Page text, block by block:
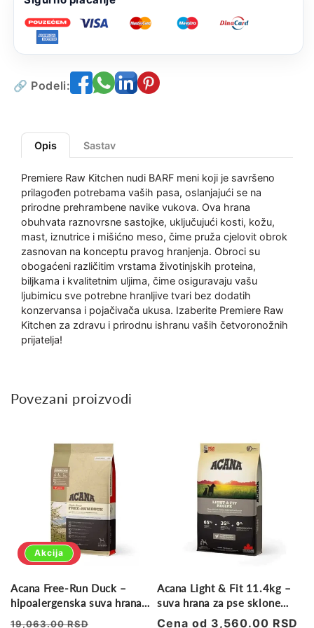
🔗 Podeli:
Opis Sastav
Premiere Raw Kitchen nudi BARF meni koji je savršeno
prilagođen potrebama vaših pasa, oslanjajući se na
prirodne prehrambene navike vukova. Ova hrana
obuhvata raznovrsne sastojke, uključujući kosti, kožu,
mast, iznutrice i mišićno meso, čime pruža cjelovit obrok
zasnovan na konceptu pravog hranjenja. Obroci su
obogaćeni različitim vrstama životinjskih proteina,
biljkama i kvalitetnim uljima, čime osiguravaju vašu
ljubimicu sve potrebne hranljive tvari bez dodatih
konzervansa i pojačivača ukusa. Izaberite Premiere Raw
Kitchen za zdravu i prirodnu ishranu vaših četvoronožnih
prijatelja!
Povezani proizvodi
Akcija
Acana Free-Run Duck –
hipoalergenska suva hrana
za pse sa pačetinom
Regularna
19,063.00 RSD
Acana Light & Fit 11.4kg –
suva hrana za pse sklone
gojenju
Regularna
Cena od 3,560.00 RSD